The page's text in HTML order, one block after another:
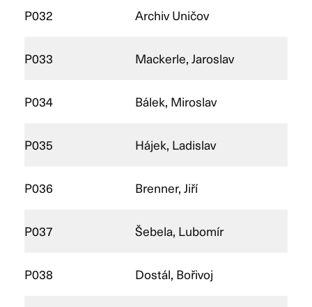
P032 Archiv Uničov
P033 Mackerle, Jaroslav
P034 Bálek, Miroslav
P035 Hájek, Ladislav
P036 Brenner, Jiří
P037 Šebela, Lubomír
P038 Dostál, Bořivoj